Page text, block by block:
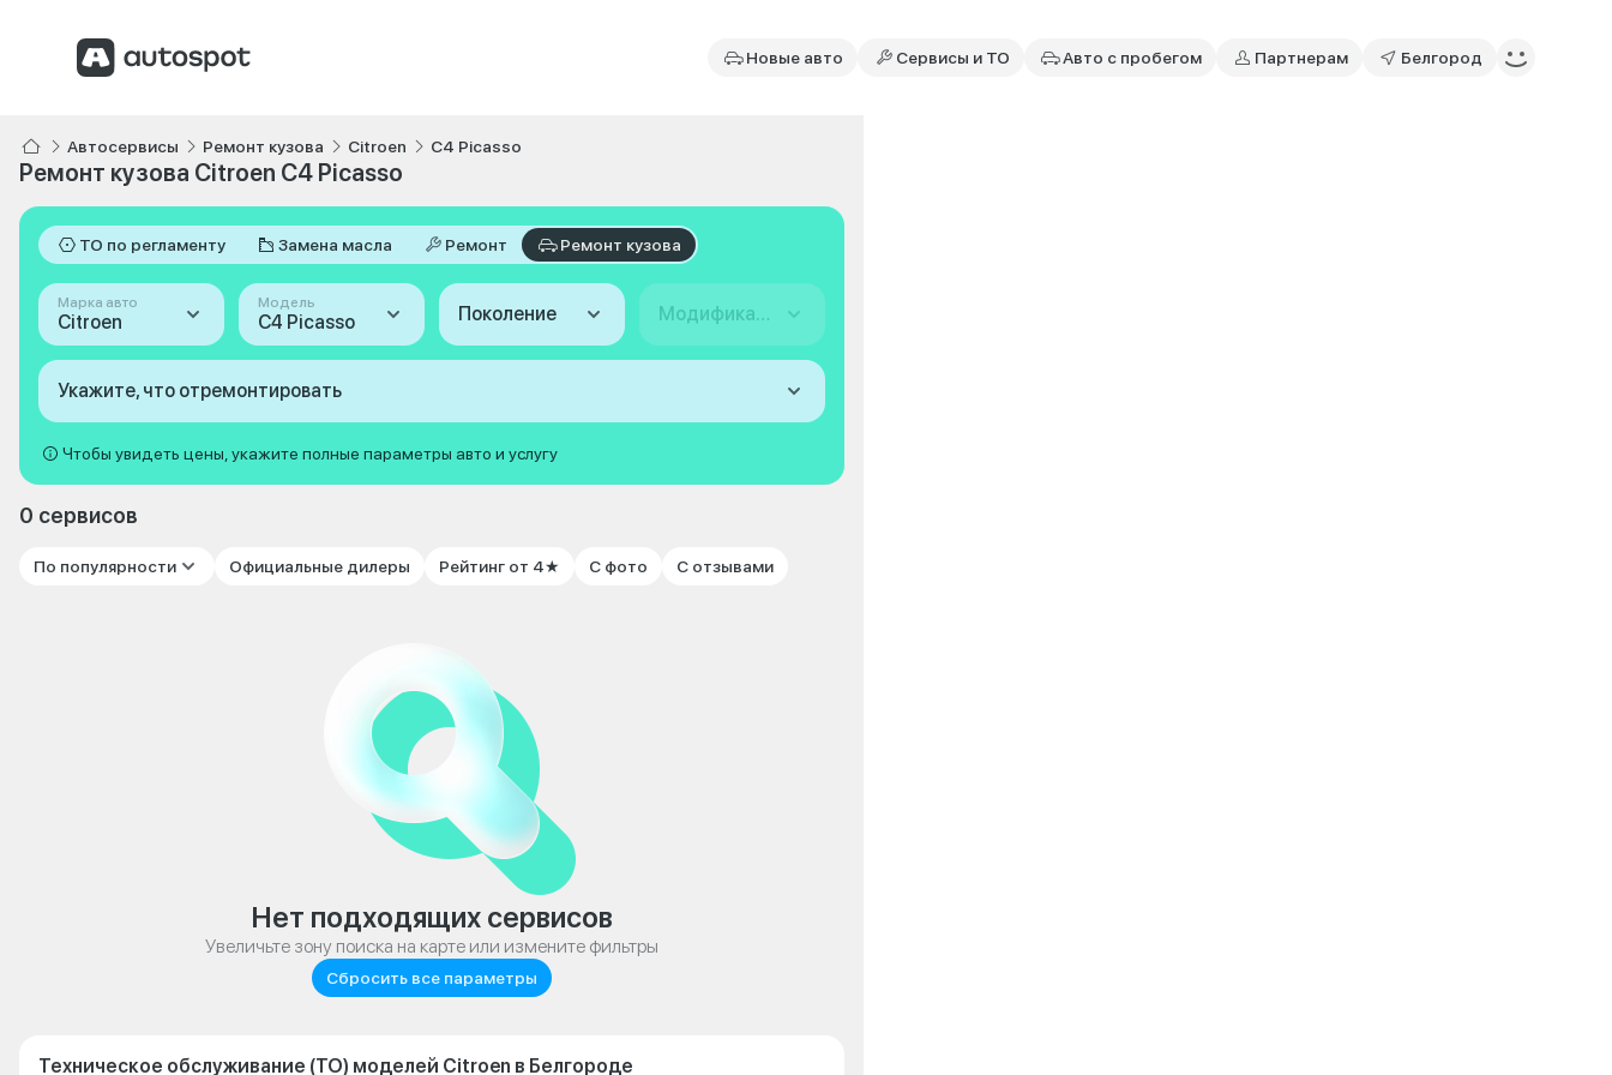
Новые авто Сервисы и ТО Авто с пробегом Партнерам Белгород
Автосервисы Ремонт кузова Citroen C4 Picasso
Ремонт кузова Citroen C4 Picasso
ТО по регламенту Замена масла Ремонт Ремонт кузова
Марка авто
Citroen
Модель
C4 Picasso Поколение Модификация
Укажите, что отремонтировать
Чтобы увидеть цены, укажите полные параметры авто и услугу
0 сервисов
По популярности Официальные дилеры Рейтинг от 4★ С фото С отзывами
Нет подходящих сервисов
Увеличьте зону поиска на карте или измените фильтры
Сбросить все параметры
Техническое обслуживание (ТО) моделей Citroen в Белгороде